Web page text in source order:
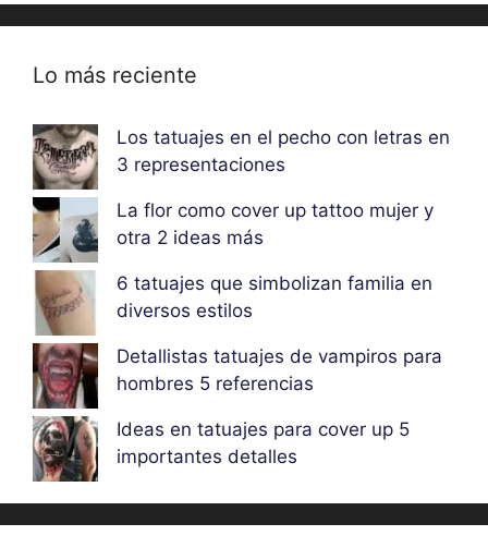
Lo más reciente
Los tatuajes en el pecho con letras en
3 representaciones
La flor como cover up tattoo mujer y
otra 2 ideas más
6 tatuajes que simbolizan familia en
diversos estilos
Detallistas tatuajes de vampiros para
hombres 5 referencias
Ideas en tatuajes para cover up 5
importantes detalles